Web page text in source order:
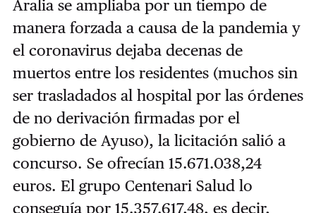
Aralia se ampliaba por un tiempo de
manera forzada a causa de la pandemia y
el coronavirus dejaba decenas de
muertos entre los residentes (muchos sin
ser trasladados al hospital por las órdenes
de no derivación firmadas por el
gobierno de Ayuso), la licitación salió a
concurso. Se ofrecían 15.671.038,24
euros. El grupo Centenari Salud lo
conseguía por 15.357.617,48, es decir,